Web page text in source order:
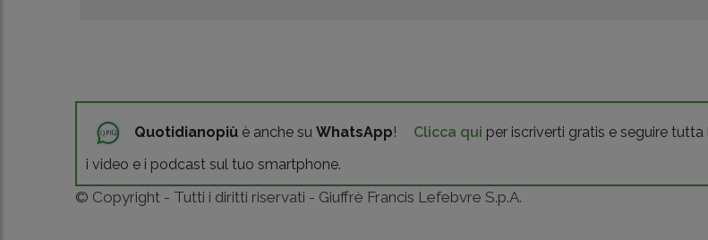
Quotidianopiù è anche suWhatsApp! Clicca qui per iscriverti gratis e seguire
i video e i podcast sul tuo smartphone.
© Copyright - Tutti i diritti riservati - Giuffrè Francis Lefebvre S.p.A.